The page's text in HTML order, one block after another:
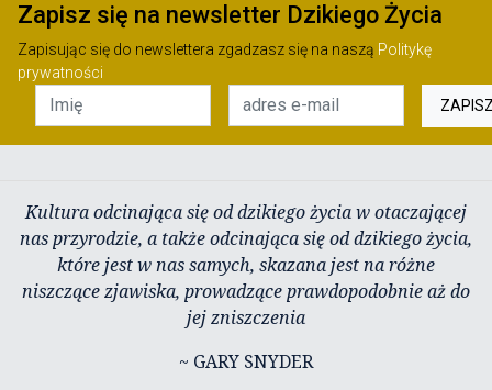
Zapisz się na newsletter Dzikiego Życia
Zapisując się do newslettera zgadzasz się na naszą Politykę
prywatności
Kultura odcinająca się od dzikiego życia w otaczającej
nas przyrodzie, a także odcinająca się od dzikiego życia,
które jest w nas samych, skazana jest na różne
niszczące zjawiska, prowadzące prawdopodobnie aż do
jej zniszczenia
~ GARY SNYDER